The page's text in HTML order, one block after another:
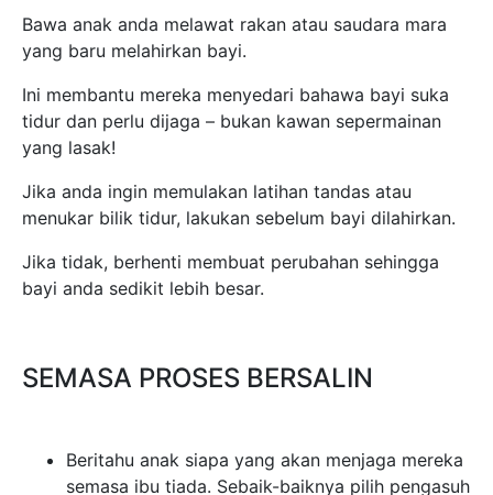
Bawa anak anda melawat rakan atau saudara mara
yang baru melahirkan bayi.
Ini membantu mereka menyedari bahawa bayi suka
tidur dan perlu dijaga – bukan kawan sepermainan
yang lasak!
Jika anda ingin memulakan latihan tandas atau
menukar bilik tidur, lakukan sebelum bayi dilahirkan.
Jika tidak, berhenti membuat perubahan sehingga
bayi anda sedikit lebih besar.
SEMASA PROSES BERSALIN
Beritahu anak siapa yang akan menjaga mereka
semasa ibu tiada. Sebaik-baiknya pilih pengasuh